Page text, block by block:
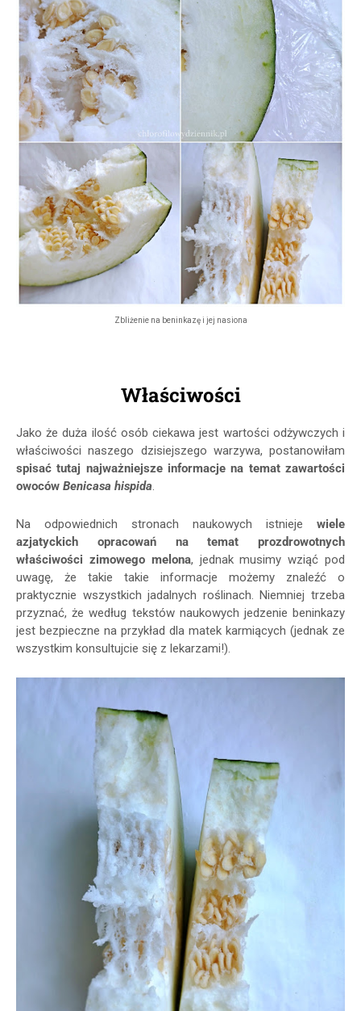
Zbliżenie na beninkazę i jej nasiona
Właściwości
Jako że duża ilość osób ciekawa jest wartości odżywczych i
właściwości naszego dzisiejszego warzywa, postanowiłam
spisać tutaj najważniejsze informacje na temat zawartości
owoców Benicasa hispida.
Na odpowiednich stronach naukowych istnieje wiele
azjatyckich opracowań na temat prozdrowotnych
właściwości zimowego melona, jednak musimy wziąć pod
uwagę, że takie takie informacje możemy znaleźć o
praktycznie wszystkich jadalnych roślinach. Niemniej trzeba
przyznać, że według tekstów naukowych jedzenie beninkazy
jest bezpieczne na przykład dla matek karmiących (jednak ze
wszystkim konsultujcie się z lekarzami!).